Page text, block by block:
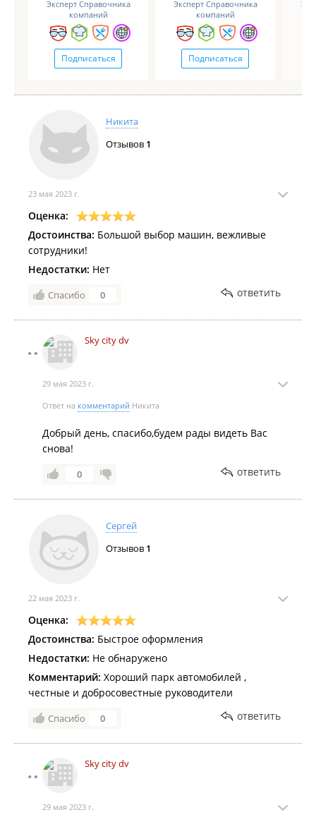
Эксперт Справочника
компаний
Подписаться
Эксперт Справочника
компаний
Подписаться
Никита
Отзывов 1
23 мая 2023 г.
Оценка:
Достоинства: Большой выбор машин, вежливые
сотрудники!
Недостатки: Нет
Спасибо 0 ответить
Sky city dv
29 мая 2023 г.
Ответ на комментарий Никита
Добрый день, спасибо,будем рады видеть Вас
снова!
0 ответить
Сергей
Отзывов 1
22 мая 2023 г.
Оценка:
Достоинства: Быстрое оформления
Недостатки: Не обнаружено
Комментарий: Хороший парк автомобилей ,
честные и добросовестные руководители
Спасибо 0 ответить
Sky city dv
29 мая 2023 г.